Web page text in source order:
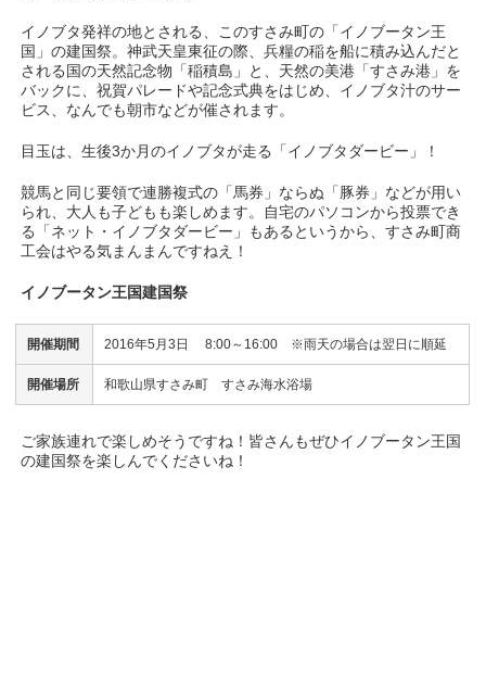
イノブタ発祥の地とされる、このすさみ町の「イノブータン王
国」の建国祭。神武天皇東征の際、兵糧の稲を船に積み込んだと
される国の天然記念物「稲積島」と、天然の美港「すさみ港」を
バックに、祝賀パレードや記念式典をはじめ、イノブタ汁のサー
ビス、なんでも朝市などが催されます。
目玉は、生後3か月のイノブタが走る「イノブタダービー」！
競馬と同じ要領で連勝複式の「馬券」ならぬ「豚券」などが用い
られ、大人も子どもも楽しめます。自宅のパソコンから投票でき
る「ネット・イノブタダービー」もあるというから、すさみ町商
工会はやる気まんまんですねえ！
イノブータン王国建国祭
開催期間 2016年5月3日 8:00～16:00 ※雨天の場合は翌日に順延
開催場所 和歌山県すさみ町 すさみ海水浴場
ご家族連れで楽しめそうですね！皆さんもぜひイノブータン王国
の建国祭を楽しんでくださいね！